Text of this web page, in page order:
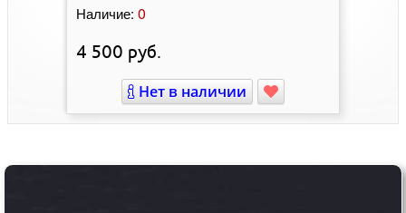
Наличие: 0
4 500 руб.
Нет в наличии